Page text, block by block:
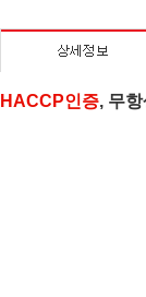
HACCP인증, 무